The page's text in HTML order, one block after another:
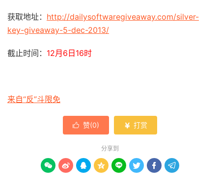
获取地址： http://dailysoftwaregiveaway.com/silver-
key-giveaway-5-dec-2013/
截止时间： 12月6日16时
来自“反”斗限免
 赞(0)  打赏
分享到
       